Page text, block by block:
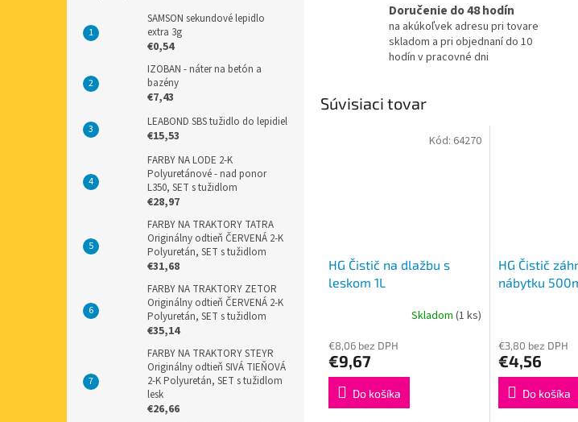
SAMSON sekundové lepidlo
extra 3g
€0,54
IZOBAN - náter na betón a
bazény
€7,43
LEABOND SBS tužidlo do lepidiel
€15,53
FARBY NA LODE 2-K
Polyuretánové - nad ponor
L350, SET s tužidlom
€28,97
FARBY NA TRAKTORY TATRA
Originálny odtieň ČERVENÁ 2-K
Polyuretán, SET s tužidlom
€31,68
FARBY NA TRAKTORY ZETOR
Originálny odtieň ČERVENÁ 2-K
Polyuretán, SET s tužidlom
€35,14
FARBY NA TRAKTORY STEYR
Originálny odtieň SIVÁ TIEŇOVÁ
2-K Polyuretán, SET s tužidlom
lesk
€26,66
Doručenie do 48 hodín
na akúkoľvek adresu pri tovare
skladom a pri objednaní do 10
hodín v pracovné dni
Súvisiaci tovar
HG Čistič na dlažbu s
leskom 1L
Skladom (1 ks)
€8,06 bez DPH
€9,67
Do košíka
Kód: 64270
HG Čistič
nábytku
€3,80 bez DPH
€4,56
Do košíka